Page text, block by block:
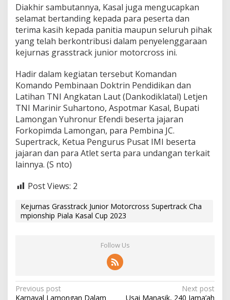
m
a
l
V
Diakhir sambutannya, Kasal juga mengucapkan
selamat bertanding kepada para peserta dan
terima kasih kepada panitia maupun seluruh pihak
yang telah berkontribusi dalam penyelenggaraan
kejurnas grasstrack junior motorcross ini.
Hadir dalam kegiatan tersebut Komandan
Komando Pembinaan Doktrin Pendidikan dan
Latihan TNI Angkatan Laut (Dankodiklatal) Letjen
TNI Marinir Suhartono, Aspotmar Kasal, Bupati
Lamongan Yuhronur Efendi beserta jajaran
Forkopimda Lamongan, para Pembina JC.
Supertrack, Ketua Pengurus Pusat IMI beserta
jajaran dan para Atlet serta para undangan terkait
lainnya. (S nto)
Post Views: 2
Kejurnas Grasstrack Junior Motorcross Supertrack Cha
mpionship Piala Kasal Cup 2023
Follow Us
P
Previous post
Karnaval Lamongan Dalam
Next post
Usai Manasik, 240 Jama’ah